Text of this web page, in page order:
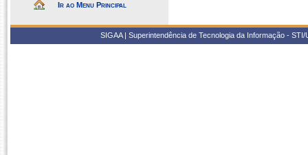
Ir ao Menu Principal
SIGAA | Superintendência de Tecnologia da Informação -